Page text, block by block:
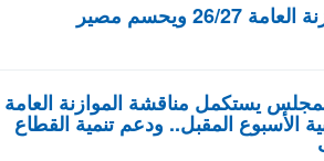
مجلس النواب يستكمل مناقشة الموازنة العامة 26/27 ويحسم مصير
يستكمل مناقشة الموازنة العامة
الأسبوع المقبل.. ودعم تنمية القطاع